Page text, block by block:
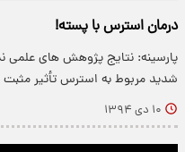
درمان استرس با پسته!
پارسینه: نتایج پژوهش های
شدید مربوط به استرس تأثیر مثبت
۱۰ دی ۱۳۹۴